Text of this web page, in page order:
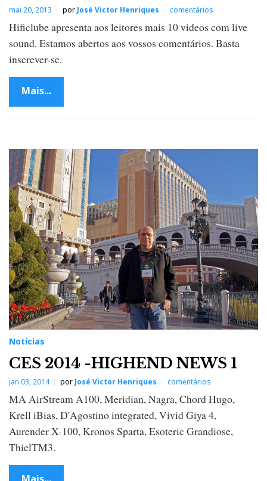
mai 20, 2013 por José Victor Henriques comentários
Hificlube apresenta aos leitores mais 10 videos com live
sound. Estamos abertos aos vossos comentários. Basta
inscrever-se.
Mais...
Notícias
CES 2014 -HIGHEND NEWS 1
jan 03, 2014 por José Victor Henriques comentários
MA AirStream A100, Meridian, Nagra, Chord Hugo,
Krell iBias, D'Agostino integrated, Vivid Giya 4,
Aurender X-100, Kronos Sparta, Esoteric Grandiose,
ThielTM3.